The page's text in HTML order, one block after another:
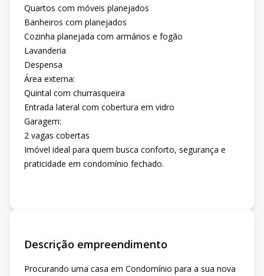
Quartos com móveis planejados
Banheiros com planejados
Cozinha planejada com armários e fogão
Lavanderia
Despensa
Área externa:
Quintal com churrasqueira
Entrada lateral com cobertura em vidro
Garagem:
2 vagas cobertas
Imóvel ideal para quem busca conforto, segurança e
praticidade em condomínio fechado.
Descrição empreendimento
Procurando uma casa em Condomínio para a sua nova